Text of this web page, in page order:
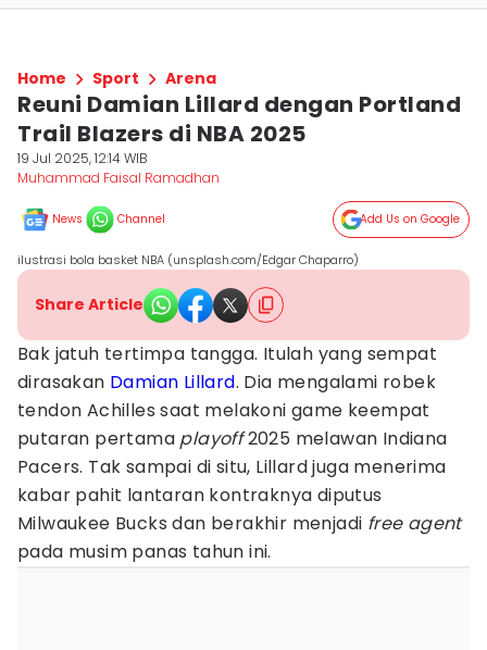
Home Sport Arena
Reuni Damian Lillard dengan Portland
Trail Blazers di NBA 2025
19 Jul 2025, 12:14 WIB
Muhammad Faisal Ramadhan
News Channel Add Us on Google
ilustrasi bola basket NBA (unsplash.com/Edgar Chaparro)
Share Article
Bak jatuh tertimpa tangga. Itulah yang sempat
dirasakan Damian Lillard. Dia mengalami robek
tendon Achilles saat melakoni game keempat
putaran pertama playoff2025 melawan Indiana
Pacers. Tak sampai di situ, Lillard juga menerima
kabar pahit lantaran kontraknya diputus
Milwaukee Bucks dan berakhir menjadi free agent
pada musim panas tahun ini.